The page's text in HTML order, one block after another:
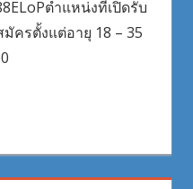
ตำแหน่งที่เปิดรับ
มัครตั้งแต่อายุ 18 – 35